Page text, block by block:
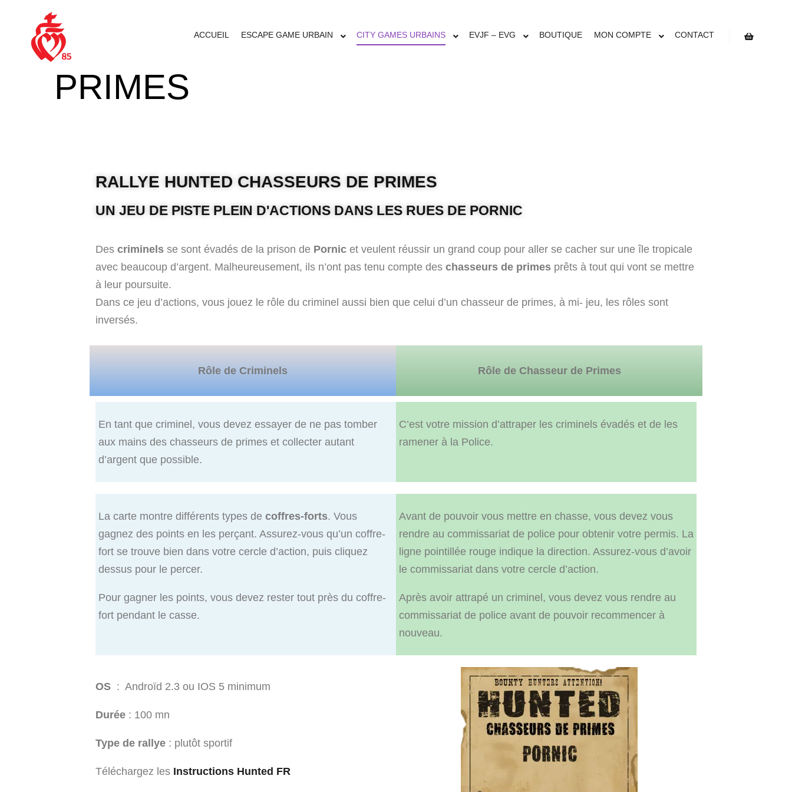
ACCUEIL ESCAPE GAME URBAIN CITY GAMES URBAINS EVJF – EVG BOUTIQUE MON COMPTE CONTACT
CITY GAME PORNIC CHASSEURS DE
PRIMES
RALLYE HUNTED CHASSEURS DE PRIMES
UN JEU DE PISTE PLEIN D'ACTIONS DANS LES RUES DE PORNIC
Des criminels se sont évadés de la prison de Pornic et veulent réussir un grand coup pour aller se cacher sur une île tropicale
avec beaucoup d’argent. Malheureusement, ils n’ont pas tenu compte des chasseurs de primes prêts à tout qui vont se mettre
à leur poursuite.
Dans ce jeu d’actions, vous jouez le rôle du criminel aussi bien que celui d’un chasseur de primes, à mi- jeu, les rôles sont
inversés.
Rôle de Criminels Rôle de Chasseur de Primes
En tant que criminel, vous devez essayer de ne pas tomber
aux mains des chasseurs de primes et collecter autant
d’argent que possible.
C’est votre mission d’attraper les criminels évadés et de les
ramener à la Police.
La carte montre différents types de coffres-forts. Vous
gagnez des points en les perçant. Assurez-vous qu’un coffre-
fort se trouve bien dans votre cercle d’action, puis cliquez
dessus pour le percer.
Pour gagner les points, vous devez rester tout près du coffre-
fort pendant le casse.
Avant de pouvoir vous mettre en chasse, vous devez vous
rendre au commissariat de police pour obtenir votre permis. La
ligne pointillée rouge indique la direction. Assurez-vous d’avoir
le commissariat dans votre cercle d’action.
Après avoir attrapé un criminel, vous devez vous rendre au
commissariat de police avant de pouvoir recommencer à
nouveau.
OS : Androïd 2.3 ou IOS 5 minimum
Durée : 100 mn
Type de rallye : plutôt sportif
Téléchargez les Instructions Hunted FR